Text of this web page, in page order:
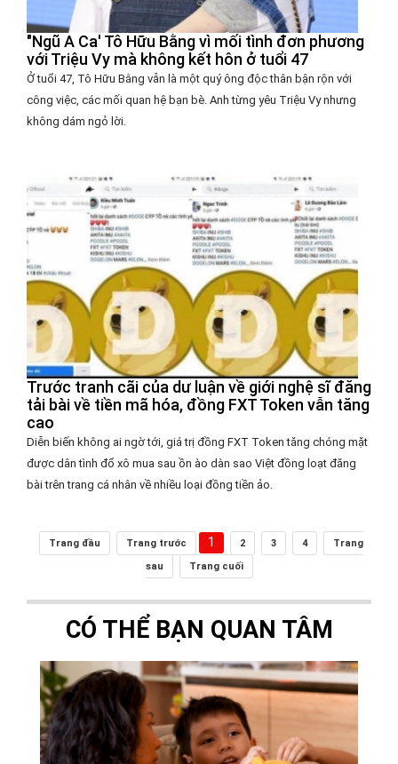
"Ngũ A Ca' Tô Hữu Bằng vì mối tình đơn phương
với Triệu Vy mà không kết hôn ở tuổi 47
Ở tuổi 47, Tô Hữu Bằng vẫn là một quý ông độc thân bận rộn với
công việc, các mối quan hệ bạn bè. Anh từng yêu Triệu Vy nhưng
không dám ngỏ lời.
Trước tranh cãi của dư luận về giới nghệ sĩ đăng
tải bài về tiền mã hóa, đồng FXT Token vẫn tăng
cao
Diễn biến không ai ngờ tới, giá trị đồng FXT Token tăng chóng mặt
được dân tình đổ xô mua sau ồn ào dàn sao Việt đồng loạt đăng
bài trên trang cá nhân về nhiều loại đồng tiền ảo.
Trang đầu Trang trước 1 2 3 4
Trang
sau
Trang cuối
CÓ THỂ BẠN QUAN TÂM